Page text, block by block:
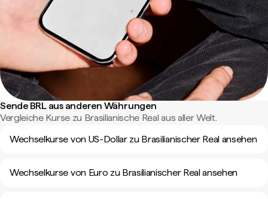
Sende BRL aus anderen Währungen
Vergleiche Kurse zu Brasilianische Real aus aller Welt.
Wechselkurse von US-Dollar zu Brasilianischer Real ansehen
Wechselkurse von Euro zu Brasilianischer Real ansehen